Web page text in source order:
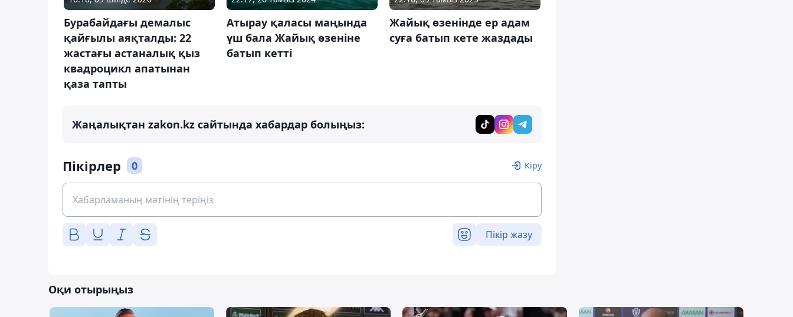
Бурабайдағы демалыс
қайғылы аяқталды: 22
жастағы астаналық қыз
квадроцикл апатынан
қаза тапты
Атырау қаласы маңында
үш бала Жайық өзеніне
батып кетті
Жайық өзенінде ер адам
суға батып кете жаздады
Жаңалықтан zakon.kz сайтында хабардар болыңыз:
Пікірлер 0 Кіру
Пікір жазу
Оқи отырыңыз